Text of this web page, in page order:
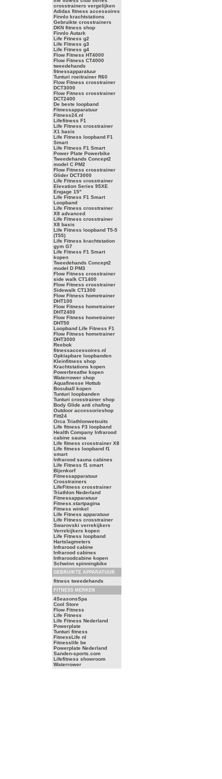
crosstrainers vergelijken
Adidas fitness accessoires
Finnlo krachtstations
Gebruikte crosstrainers
DKN fitness shop
Finnlo Autark
Life Fitness g2
Life Fitness g3
Life Fitness g4
Flow Fitness HT4000
Flow Fitness CT4000
tweedehands
fitnessapparatuur
Tunturi roeitrainer R60
Flow Fitness crosstrainer
DCT3000
Flow Fitness crosstrainer
DCT2400
De beste loopband
Fitnessapparatuur
Fitness24.nl
Lifefitness F1
Life Fitness crosstrainer
X1 basis
Life Fitness loopband F1
Smart
Life Fitness F1 Smart
Power Plate Powerbike
Tweedehands Concept2
model C PM2
Flow Fitness crosstrainer
Glider DCT3000
Life Fitness crosstrainer
Elevation Series 95XE
Engage 15"
Life Fitness F1 Smart
Loopband
Life Fitness crosstrainer
X8 advanced
Life Fitness crosstrainer
X8 basis
Life Fitness loopband T5-5
(T55)
Life Fitness krachtstation
gym G7
Life Fitness F1 Smart
kopen
Tweedehands Concept2
model D PM3
Flow Fitness crosstrainer
side walk CT1400
Flow Fitness crosstrainer
Sidewalk CT1300
Flow Fitness hometrainer
DHT100
Flow Fitness hometrainer
DHT2400
Flow Fitness hometrainer
DHT50
Loopband Life Fitness F1
Flow Fitness hometrainer
DHT3000
Reebok
fitnessaccessoires.nl
Opklapbare loopbanden
Kleinfitness shop
Krachtstations kopen
Powerbreathe kopen
Waterrower shop
Aquafinesse Hottub
Bosuball kopen
Tunturi loopbanden
Tunturi crosstrainer shop
Body Glide anti chafing
Outdoor accessorieshop
Fitt24
Orca Triathlonwetsuits
Life fitness F3 loopband
Health Company Infrarood
cabine sauna
Life fitness crosstrainer X8
Life fitness loopband f1
smart
Infrarood sauna cabines
Life Fitness f1 smart
Bijenkorf
Fitnessapparatuur
Crosstrainers
LifeFitness crosstrainer
Triathlon Nederland
Fitnessapparatuur
Fitness.startpagina
Fitness winkel
Life Fitness apparatuur
Life Fitness crosstrainer
Swarovski verrekijkers
Verrekijkers kopen
Life Fitness loopband
Hartslagmeters
Infrarood cabine
Infrarood cabines
Infraroodcabine kopen
Schwinn spinningbike
GEBRUIKTE APPARATUUR
fitness tweedehands
FITNESS MERKEN
4SeasonsSpa
Cool Store
Flow Fitness
Life Fitness
Life Fitness Nederland
Powerplate
Tunturi fitness
FitnessLife nl
Fitnesslife be
Powerplate Nederland
Sanden-sports.com
Lifefitness showroom
Waterrower